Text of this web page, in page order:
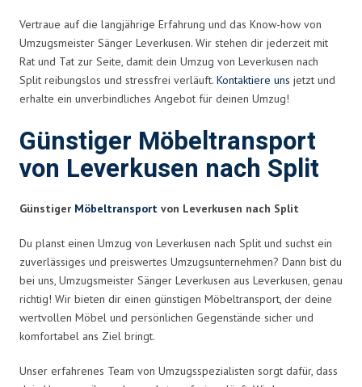
Vertraue auf die langjährige Erfahrung und das Know-how von
Umzugsmeister Sänger Leverkusen. Wir stehen dir jederzeit mit
Rat und Tat zur Seite, damit dein Umzug von Leverkusen nach
Split reibungslos und stressfrei verläuft. Kontaktiere uns jetzt und
erhalte ein unverbindliches Angebot für deinen Umzug!
Günstiger Möbeltransport
von Leverkusen nach Split
Günstiger Möbeltransport von Leverkusen nach Split
Du planst einen Umzug von Leverkusen nach Split und suchst ein
zuverlässiges und preiswertes Umzugsunternehmen? Dann bist du
bei uns, Umzugsmeister Sänger Leverkusen aus Leverkusen, genau
richtig! Wir bieten dir einen günstigen Möbeltransport, der deine
wertvollen Möbel und persönlichen Gegenstände sicher und
komfortabel ans Ziel bringt.
Unser erfahrenes Team von Umzugsspezialisten sorgt dafür, dass